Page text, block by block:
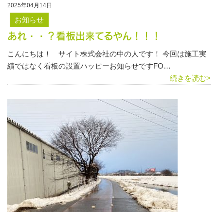
2025年04月14日
お知らせ
あれ・・？看板出来てるやん！！！
こんにちは！ サイト株式会社の中の人です！ 今回は施工実
績ではなく看板の設置ハッピーお知らせですFO…
続きを読む>